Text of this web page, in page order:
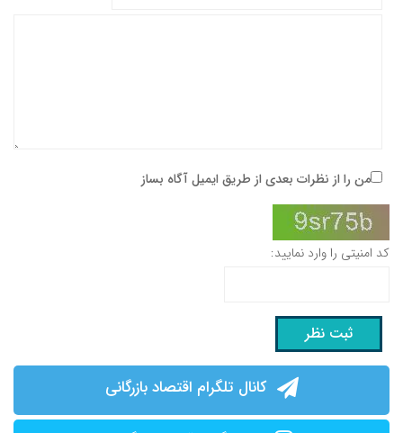
من را از نظرات بعدی از طریق ایمیل آگاه بساز
کد امنیتی را وارد نمایید:
کانال تلگرام اقتصاد بازرگانی